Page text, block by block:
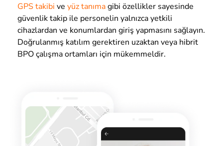
GPS takibi ve yüz tanımagibi özellikler sayesinde
güvenlik takip ile personelin yalnızca yetkili
cihazlardan ve konumlardan giriş yapmasını sağlayın.
Doğrulanmış katılım gerektiren uzaktan veya hibrit
BPO çalışma ortamları için mükemmeldir.